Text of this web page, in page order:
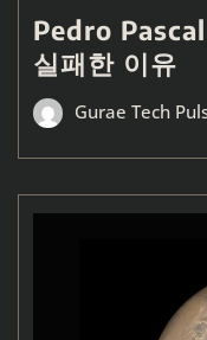
Pedro Pascal
실패한 이유
Gurae Tech